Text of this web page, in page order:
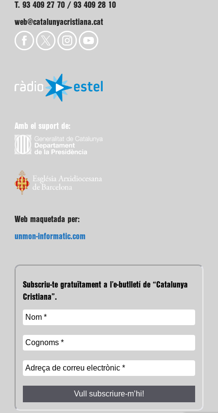
T. 93 409 27 70 / 93 409 28 10
web@catalunyacristiana.cat
Amb el suport de:
Web maquetada per:
unmon-informatic.com
Subscriu-te gratuïtament a l’e-butlletí de “Catalunya
Cristiana”.